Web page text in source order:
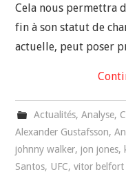
Cela nous permettra
fin à son statut de
actuelle, peut poser
Actualités, Analyse,
Alexander Gustafsson,
johnny walker,jon jones,
Santos, UFC,vitor belfort